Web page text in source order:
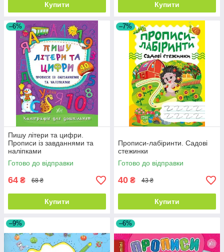
Купити Купити
–6%
Пишу літери та цифри.
Прописи із завданнями та
наліпками
Готово до відправки
64 ₴ 68 ₴
Купити
–7%
Прописи-лабіринти. Садові
стежинки
Готово до відправки
40 ₴ 43 ₴
Купити
–9% –6%